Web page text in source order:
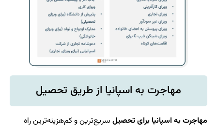
مهاجرت به اسپانیا از طریق تحصیل
مهاجرت به اسپانیا برای تحصیل سریع‌ترین و کم‌هزینه‌ترین راه